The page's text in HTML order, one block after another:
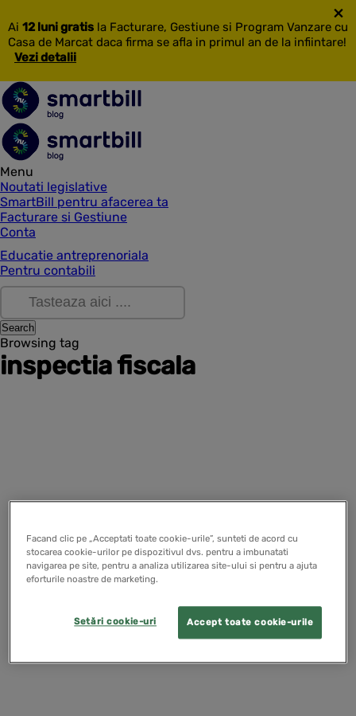
Ai 12 luni gratis la Facturare, Gestiune si Program Vanzare cu
Casa de Marcat daca firma se afla in primul an de la infiintare!
Vezi detalii
×
Menu
Noutati legislative
SmartBill pentru afacerea ta
Facturare si Gestiune
Conta
Educatie antreprenoriala
Pentru contabili
Browsing tag
inspectia fiscala
Facand clic pe „Acceptati toate cookie-urile”, sunteti de acord cu
stocarea cookie-urilor pe dispozitivul dvs. pentru a imbunatati
navigarea pe site, pentru a analiza utilizarea site-ului si pentru a ajuta
eforturile noastre de marketing.
Accept toate cookie-urile
Setări cookie-uri